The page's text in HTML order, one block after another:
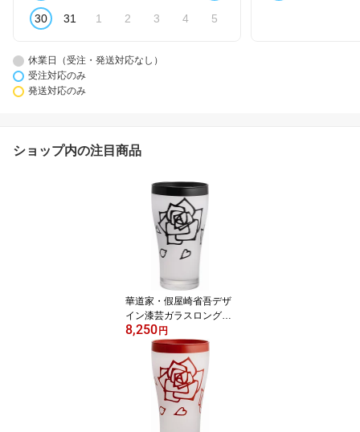
30 31 1 2 3 4 5
休業日（受注・発送対応なし）
受注対応のみ
発送対応のみ
ショップ内の注目商品
華道家・假屋崎省吾デザ
イン漆芸ガラスロンググ
ラス バラ・黒《当店オリ
ジナル商品 東北復興支援
桐箱入り マイグラスや記
念品、海外向けギフトに
も最適≫
8,250円